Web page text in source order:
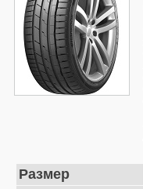
Размер